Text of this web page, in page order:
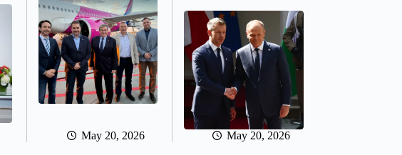
May 20, 2026 May 20, 2026